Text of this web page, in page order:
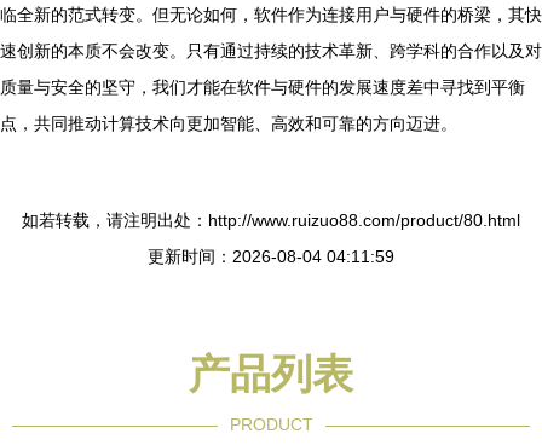
临全新的范式转变。但无论如何，软件作为连接用户与硬件的桥梁，其快
速创新的本质不会改变。只有通过持续的技术革新、跨学科的合作以及对
质量与安全的坚守，我们才能在软件与硬件的发展速度差中寻找到平衡
点，共同推动计算技术向更加智能、高效和可靠的方向迈进。
如若转载，请注明出处：http://www.ruizuo88.com/product/80.html
更新时间：2026-08-04 04:11:59
产品列表
PRODUCT